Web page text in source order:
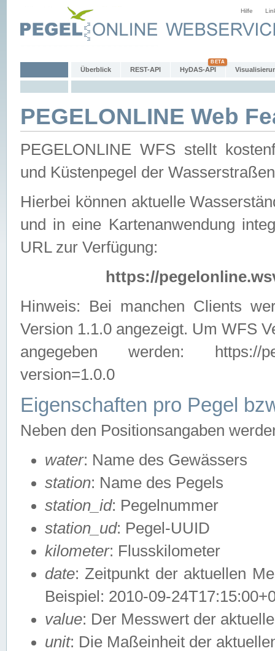
Hilfe
Überblick REST-API HyDAS-API
PEGELONLINE Web
PEGELONLINE WFS stellt
und Küstenpegel der
Hierbei können aktuelle
und in eine Kartenanwendung
URL zur Verfügung:
https://
Hinweis: Bei manchen Clients
Version 1.1.0 angezeigt. Um WFS
angegeben werden: https://
version=1.0.0
Eigenschaften pro Pegel
Neben den Positionsangaben
water: Name des Gewässers
station: Name des Pegels
station_id: Pegelnummer
station_ud: Pegel-UUID
kilometer: Flusskilometer
date: Zeitpunkt der aktuellen
Beispiel: 2010-09-
value: Der Messwert der
unit: Die Maßeinheit der